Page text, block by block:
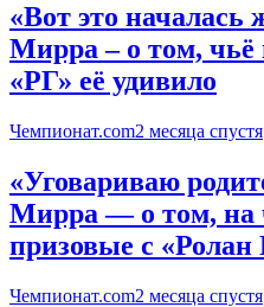
«Вот это началась
Мирра – о том, чьё
«РГ» её удивило
Чемпионат.com2 месяца спустя
«Уговариваю
Мирра — о том, на
призовые с «Ролан
Чемпионат.com2 месяца спустя